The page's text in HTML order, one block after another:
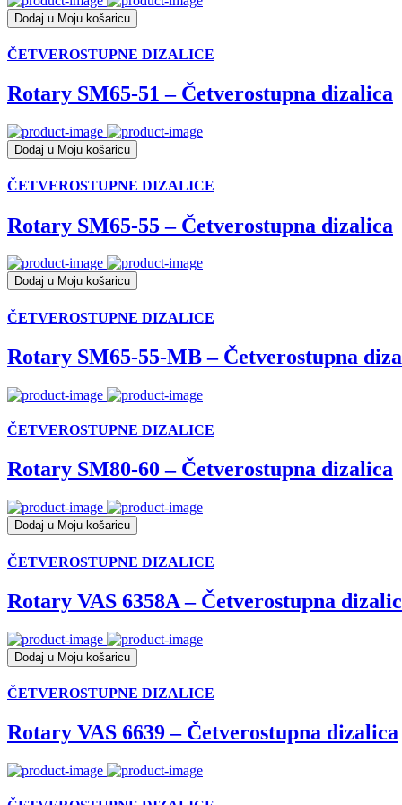
Dodaj u Moju košaricu
ČETVEROSTUPNE DIZALICE
Rotary SM65-51 – Četverostupna dizalica
Dodaj u Moju košaricu
ČETVEROSTUPNE DIZALICE
Rotary SM65-55 – Četverostupna dizalica
Dodaj u Moju košaricu
ČETVEROSTUPNE DIZALICE
Rotary SM65-55-MB – Četverostupna
ČETVEROSTUPNE DIZALICE
Rotary SM80-60 – Četverostupna dizalica
Dodaj u Moju košaricu
ČETVEROSTUPNE DIZALICE
Rotary VAS 6358A – Četverostupna
Dodaj u Moju košaricu
ČETVEROSTUPNE DIZALICE
Rotary VAS 6639 – Četverostupna dizalica